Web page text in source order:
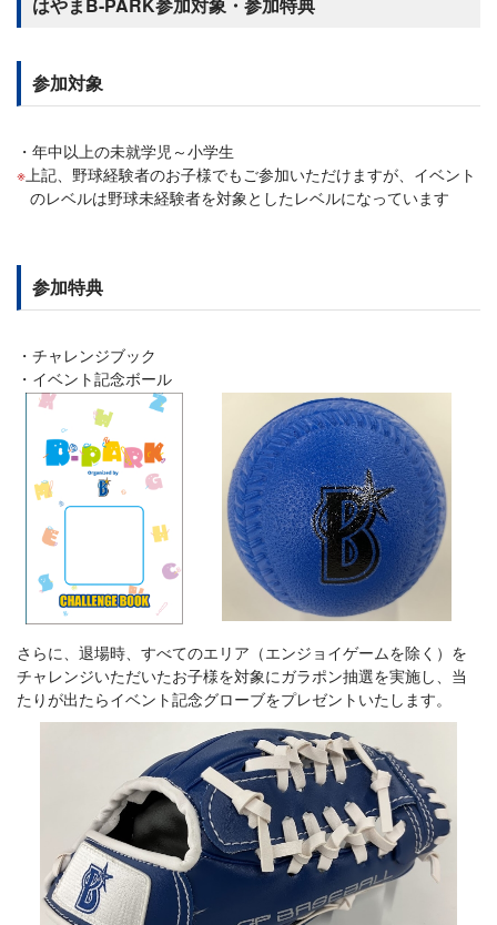
参加対象
年中以上の未就学児～小学生
上記、野球経験者のお子様でもご参加いただけますが、イベント
のレベルは野球未経験者を対象としたレベルになっています
参加特典
チャレンジブック
イベント記念ボール
さらに、退場時、すべてのエリア（エンジョイゲームを除く）を
チャレンジいただいたお子様を対象にガラポン抽選を実施し、当
たりが出たらイベント記念グローブをプレゼントいたします。